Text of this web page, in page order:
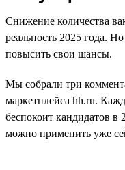
Снижение количества
реальность 2025 года.
повысить свои шансы.
Мы собрали три
маркетплейса hh.ru.
беспокоит кандидатов в
можно применить уже